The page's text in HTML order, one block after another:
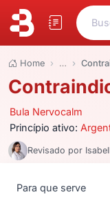
Home …
Bula Nervocalm
Princípio ativo:
Revisado por
Para que serve